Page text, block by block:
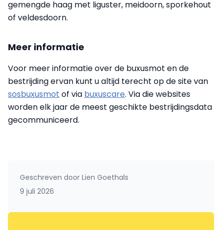
gemengde haag met liguster, meidoorn, sporkehout
of veldesdoorn.
Meer informatie
Voor meer informatie over de buxusmot en de
bestrijding ervan kunt u altijd terecht op de site van
sosbuxusmot of via buxuscare. Via die websites
worden elk jaar de meest geschikte bestrijdingsdata
gecommuniceerd.
Geschreven door Lien Goethals
9 juli 2026